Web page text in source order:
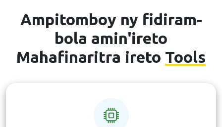
Ampitomboy ny fidiram-
bola amin'ireto
Mahafinaritra ireto Tools